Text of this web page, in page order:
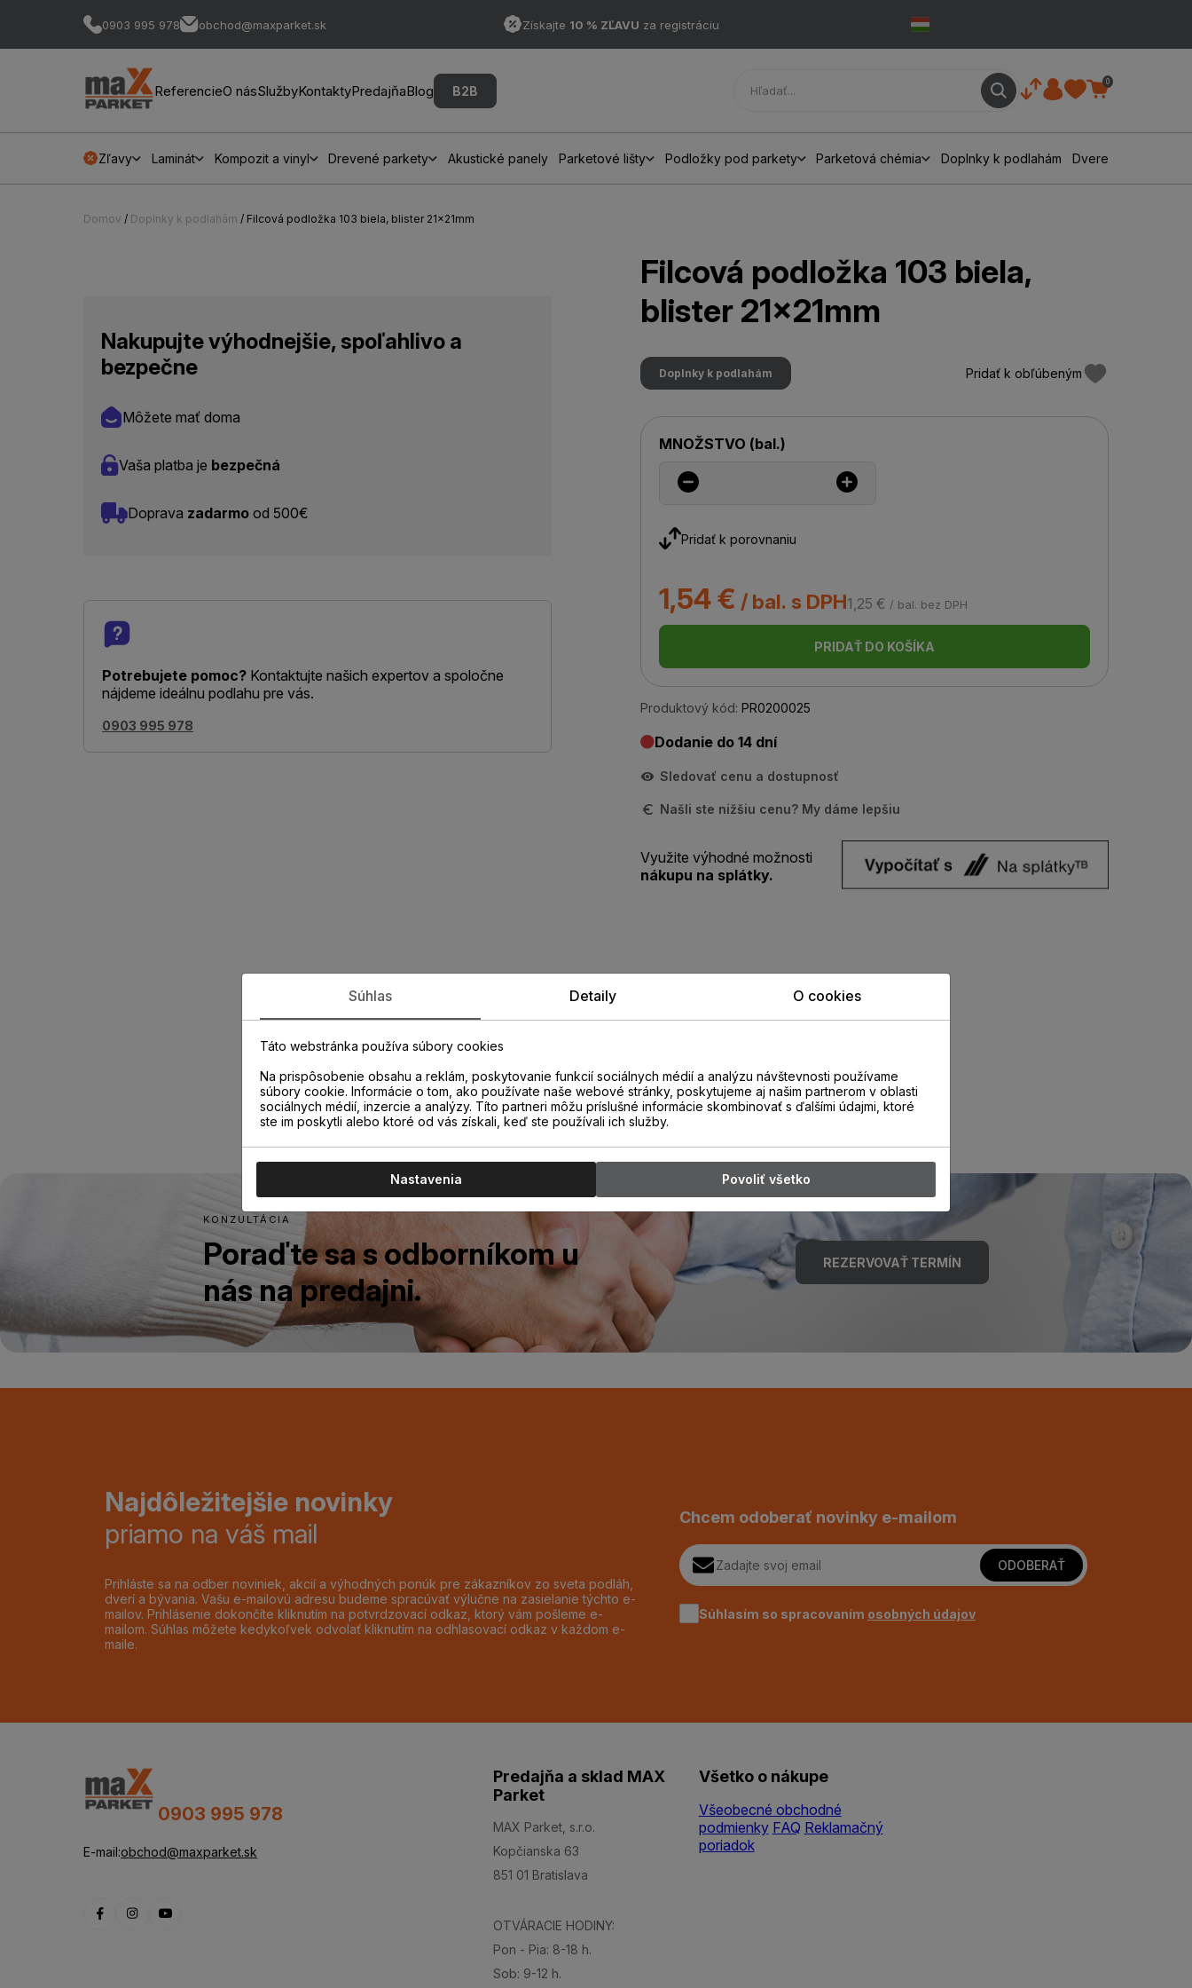
0903 995 978 obchod@maxparket.sk Získajte 10 % ZĽAVU za registráciu
ReferencieO násSlužbyKontaktyPredajňaBlog B2B
0
Zľavy Laminát Kompozit a vinyl Drevené parkety Akustické panely Parketové lišty Podložky pod parkety Parketová chémia Doplnky k podlahám Dvere
Domov / Doplnky k podlahám / Filcová podložka 103 biela, blister 21x21mm
Nakupujte výhodnejšie, spoľahlivo a
bezpečne
Môžete mať doma
Vaša platba je bezpečná
Doprava zadarmo od 500€
Potrebujete pomoc? Kontaktujte našich expertov a spoločne
nájdeme ideálnu podlahu pre vás.
0903 995 978
Filcová podložka 103 biela,
blister 21x21mm
Doplnky k podlahám Pridať k obľúbeným
MNOŽSTVO (bal.)
Pridať k porovnaniu
1,54 € / bal. s DPH1,25 € / bal. bez DPH
PRIDAŤ DO KOŠÍKA
Produktový kód: PR0200025
Dodanie do 14 dní
Sledovať cenu a dostupnosť
Našli ste nižšiu cenu? My dáme lepšiu
Využite výhodné možnosti
nákupu na splátky.
Zistite viac o vlastnostiach
produktu
KONZULTÁCIA
Poraďte sa s odborníkom u
nás na predajni.
REZERVOVAŤ TERMÍN
Najdôležitejšie novinky
priamo na váš mail
Prihláste sa na odber noviniek, akcií a výhodných ponúk pre zákazníkov zo sveta podláh,
dverí a bývania. Vašu e-mailovú adresu budeme spracúvať výlučne na zasielanie týchto e-
mailov. Prihlásenie dokončíte kliknutím na potvrdzovací odkaz, ktorý vám pošleme e-
mailom. Súhlas môžete kedykoľvek odvolať kliknutím na odhlasovací odkaz v každom e-
maile.
Chcem odoberať novinky e-mailom
ODOBERAŤ
Súhlasím so spracovaním osobných údajov
0903 995 978
E-mail:obchod@maxparket.sk
Predajňa a sklad MAX
Parket
MAX Parket, s.r.o.
Kopčianska 63
851 01 Bratislava
OTVÁRACIE HODINY:
Pon - Pia: 8-18 h.
Sob: 9-12 h.
Všetko o nákupe
Všeobecné obchodné
podmienky FAQ Reklamačný
poriadok
Súhlas Detaily O cookies
Táto webstránka používa súbory cookies
Na prispôsobenie obsahu a reklám, poskytovanie funkcií sociálnych médií a analýzu návštevnosti používame
súbory cookie. Informácie o tom, ako používate naše webové stránky, poskytujeme aj našim partnerom v oblasti
sociálnych médií, inzercie a analýzy. Títo partneri môžu príslušné informácie skombinovať s ďalšími údajmi, ktoré
ste im poskytli alebo ktoré od vás získali, keď ste používali ich služby.
Nastavenia Povoliť všetko